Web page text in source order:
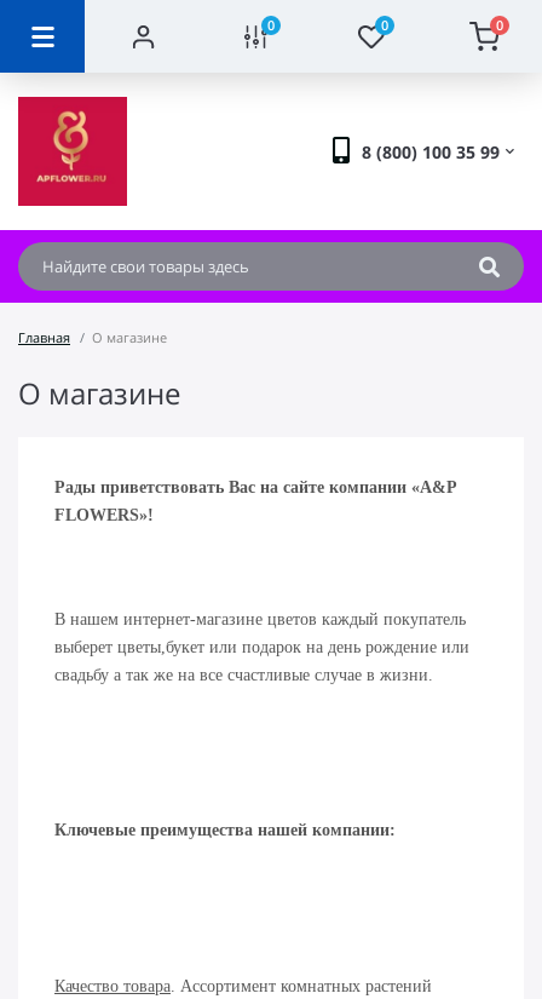
0 0 0
8 (800) 100 35 99
Главная О магазине
О магазине
Рады приветствовать Вас на сайте компании «A&P
FLOWERS»!
В нашем интернет-магазине цветов каждый покупатель
выберет цветы,букет или подарок на день рождение или
свадьбу а так же на все счастливые случае в жизни.
Ключевые преимущества нашей компании:
Качество товара. Ассортимент комнатных растений